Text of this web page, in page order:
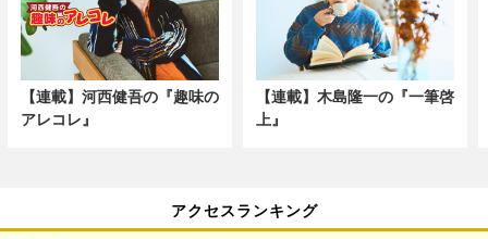
【連載】河西健吾の『趣味の
アレコレ』
【連載】木島隆一の『一筆啓
上』
アクセスランキング